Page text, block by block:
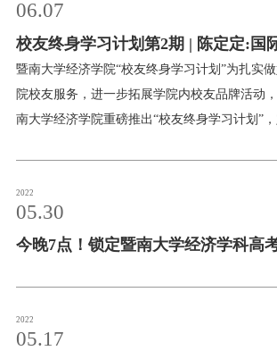
为经典案例。肖维平律师现任广东知识产权保
粤港澳大湾区知识产权调解中心调解员、广州
员会委员、广州市海珠区政协委员、广州市海
员等。☝☝☝扫码报名参加学习沙龙欢迎老师们
06.07
校友终身学习计划第2期 | 陈定定:国
美关系前景分析
暨南大学经济学院“校友终身学习计划”为扎实
院校友服务，进一步拓展学院内校友品牌活动
南大学经济学院重磅推出“校友终身学习计划”，
前景分析主讲人：陈定定（暨南大学国际关系
教授、21世纪丝绸之路研究院副院长、一带一
究院副院长、计算传播研究中心内容副总监、
友们聆听
2022
05.30
今晚7点！锁定暨南大学经济学科高
2022
05.17